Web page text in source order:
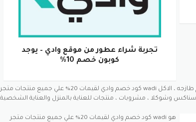
تجربة شراء عطور من موقع وادي – يوجد
كوبون خصم 10%
كود خصم وادي لقيمات 20% علي جميع منتجات متجر wadi هو بمثابة بقالة الكترونية فيوجد به خضروات وفواكة ، لحوم طازجه ، الاكل
كود خصم وادي لقيمات 20% علي جميع منتجات متجر wadi هو